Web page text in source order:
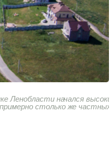
Ленобласти начался высокий
столько же частных